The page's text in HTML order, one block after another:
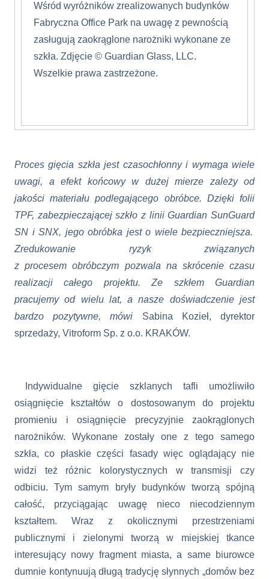
Wśród wyróżników zrealizowanych budynków
Fabryczna Office Park na uwagę z pewnością
zasługują zaokrąglone narożniki wykonane ze
szkła. Zdjęcie © Guardian Glass, LLC.
Wszelkie prawa zastrzeżone.
Proces gięcia szkła jest czasochłonny i wymaga wiele
uwagi, a efekt końcowy w dużej mierze zależy od
jakości materiału podlegającego obróbce. Dzięki folii
TPF, zabezpieczającej szkło z linii Guardian SunGuard
SN i SNX, jego obróbka jest o wiele bezpieczniejsza.
Zredukowanie ryzykzwiązanych
z procesem obróbczym pozwala na skrócenie czasu
realizacji całego projektu. Ze szkłem Guardian
pracujemy od wielu lat, a nasze doświadczenie jest
bardzo pozytywne, mówi Sabina Kozieł, dyrektor
sprzedaży, Vitroform Sp. z o.o. KRAKÓW.
Indywidualne gięcie szklanych tafli umożliwiło
osiągnięcie kształtów o dostosowanym do projektu
promieniu i osiągnięcie precyzyjnie zaokrąglonych
narożników. Wykonane zostały one z tego samego
szkła, co płaskie części fasady więc oglądający nie
widzi też różnic kolorystycznych w transmisji czy
odbiciu. Tym samym bryły budynków tworzą spójną
całość, przyciągając uwagę nieco niecodziennym
kształtem. Wraz z okolicznymi przestrzeniami
publicznymi i zielonymi tworzą w miejskiej tkance
interesujący nowy fragment miasta, a same biurowce
dumnie kontynuują długą tradycję słynnych „domów bez